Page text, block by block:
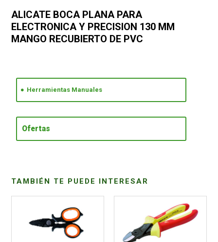
ALICATE BOCA PLANA PARA
ELECTRONICA Y PRECISION 130 MM
MANGO RECUBIERTO DE PVC
Herramientas Manuales
Ofertas
TAMBIÉN TE PUEDE INTERESAR
DEVOLUCIONES
FORMAS DE PAGO